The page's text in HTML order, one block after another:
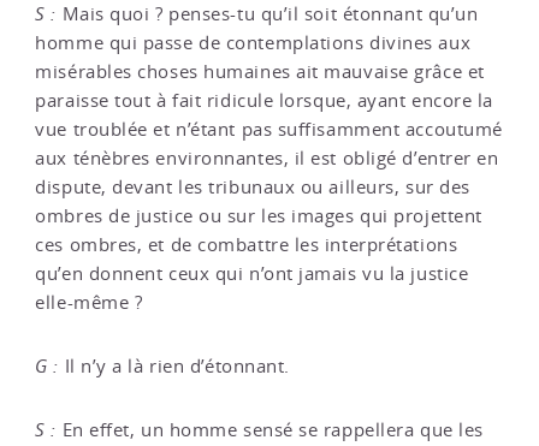
S : Mais quoi ? penses-tu qu’il soit étonnant qu’un
homme qui passe de contemplations divines aux
misérables choses humaines ait mauvaise grâce et
paraisse tout à fait ridicule lorsque, ayant encore la
vue troublée et n’étant pas suffisamment accoutumé
aux ténèbres environnantes, il est obligé d’entrer en
dispute, devant les tribunaux ou ailleurs, sur des
ombres de justice ou sur les images qui projettent
ces ombres, et de combattre les interprétations
qu’en donnent ceux qui n’ont jamais vu la justice
elle-même ?
G : Il n’y a là rien d’étonnant.
S : En effet, un homme sensé se rappellera que les